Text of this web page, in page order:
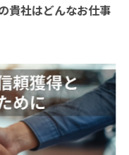
貴社はどんなお仕事